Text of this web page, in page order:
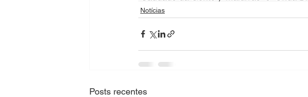
Notícias
Posts recentes